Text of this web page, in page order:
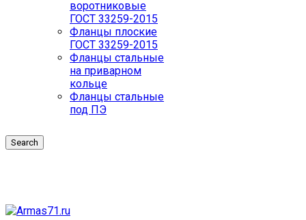
воротниковые
ГОСТ 33259-2015
Фланцы плоские
ГОСТ 33259-2015
Фланцы стальные
на приварном
кольце
Фланцы стальные
под ПЭ
Search